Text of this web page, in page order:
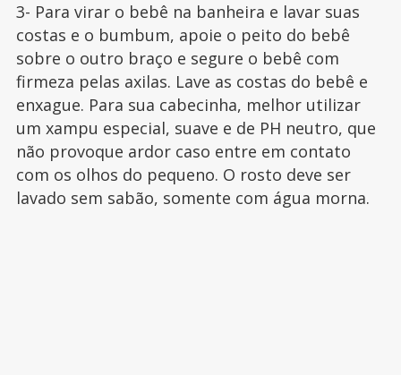
3- Para virar o bebê na banheira e lavar suas
costas e o bumbum, apoie o peito do bebê
sobre o outro braço e segure o bebê com
firmeza pelas axilas. Lave as costas do bebê e
enxague. Para sua cabecinha, melhor utilizar
um xampu especial, suave e de PH neutro, que
não provoque ardor caso entre em contato
com os olhos do pequeno. O rosto deve ser
lavado sem sabão, somente com água morna.